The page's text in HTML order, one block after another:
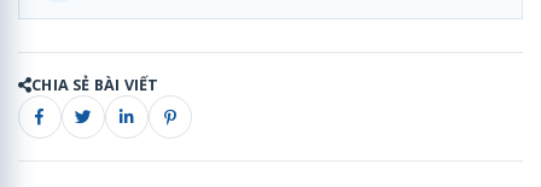
CHIA SẺ BÀI VIẾT